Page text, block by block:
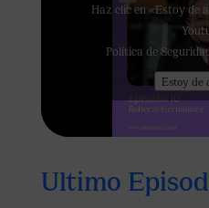
Haz clic en «Estoy de
Política de
Estoy de
Ultimo